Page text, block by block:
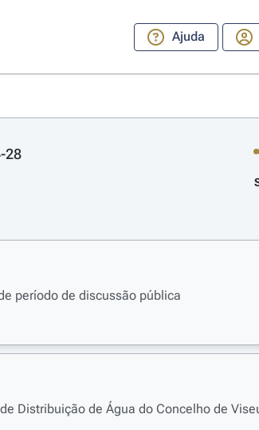
Ajuda
28
período de discussão pública
Distribuição de Água do Concelho de